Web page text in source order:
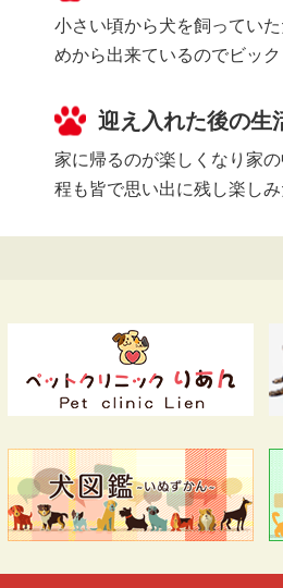
小さい頃から犬を飼ってい
めから出来ているのでビッ
迎え入れた後の生
家に帰るのが楽しくなり家
程も皆で思い出に残し楽しみ